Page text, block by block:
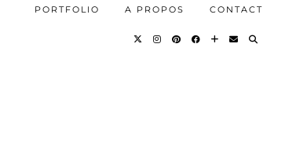
PORTFOLIO A PROPOS CONTACT